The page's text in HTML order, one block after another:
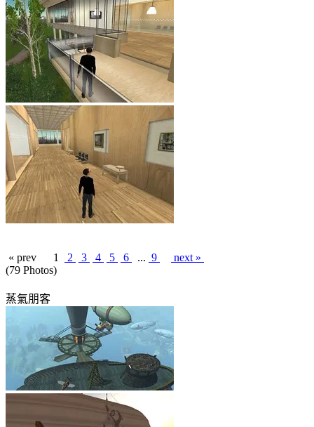
« prev 1 2 3 4 5 6 ... 9
next »
(79 Photos)
蒸氣朋客